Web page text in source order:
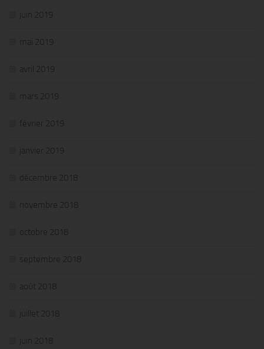
juin 2019
mai 2019
avril 2019
mars 2019
février 2019
janvier 2019
décembre 2018
novembre 2018
octobre 2018
septembre 2018
août 2018
juillet 2018
juin 2018